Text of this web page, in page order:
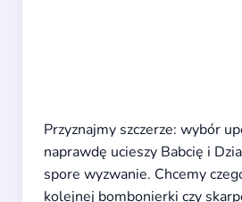
Przyznajmy szczerze: wybór
naprawdę ucieszy Babcię i
spore wyzwanie. Chcemy
kolejnej bombonierki czy